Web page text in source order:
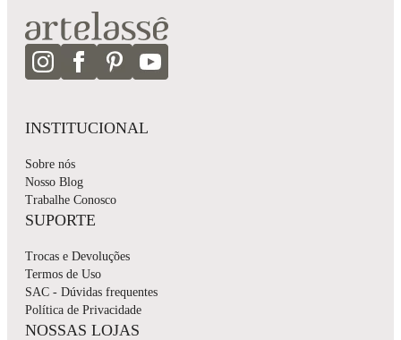
INSTITUCIONAL
Sobre nós
Nosso Blog
Trabalhe Conosco
SUPORTE
Trocas e Devoluções
Termos de Uso
SAC - Dúvidas frequentes
Política de Privacidade
NOSSAS LOJAS